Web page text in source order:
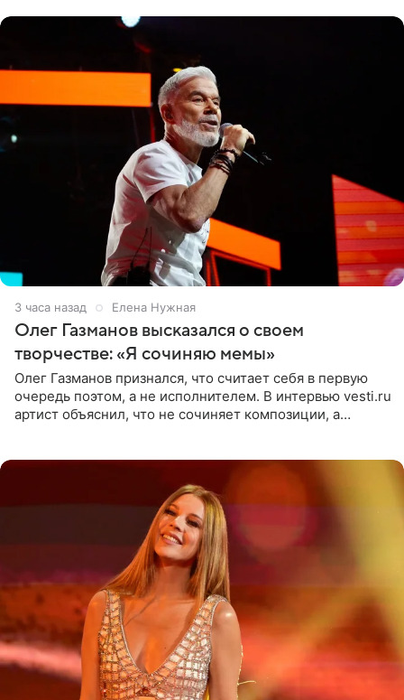
3 часа назад Елена Нужная
Олег Газманов высказался о своем
творчестве: «Я сочиняю мемы»
Олег Газманов признался, что считает себя в первую
очередь поэтом, а не исполнителем. В интервью vesti.ru
артист объяснил, что не сочиняет композиции, а